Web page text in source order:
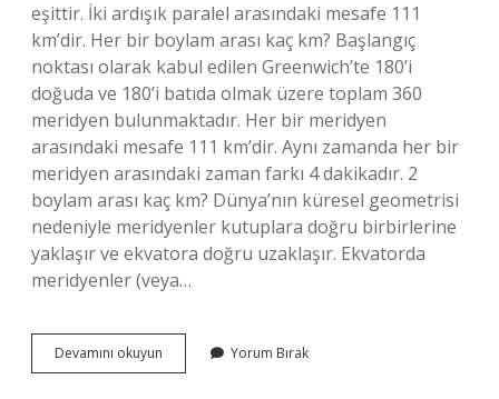
eşittir. İki ardışık paralel arasındaki mesafe 111
km’dir. Her bir boylam arası kaç km? Başlangıç ​​
noktası olarak kabul edilen Greenwich’te 180’i
doğuda ve 180’i batıda olmak üzere toplam 360
meridyen bulunmaktadır. Her bir meridyen
arasındaki mesafe 111 km’dir. Aynı zamanda her bir
meridyen arasındaki zaman farkı 4 dakikadır. 2
boylam arası kaç km? Dünya’nın küresel geometrisi
nedeniyle meridyenler kutuplara doğru birbirlerine
yaklaşır ve ekvatora doğru uzaklaşır. Ekvatorda
meridyenler (veya…
Devamını okuyun
Bir
Yorum Bırak